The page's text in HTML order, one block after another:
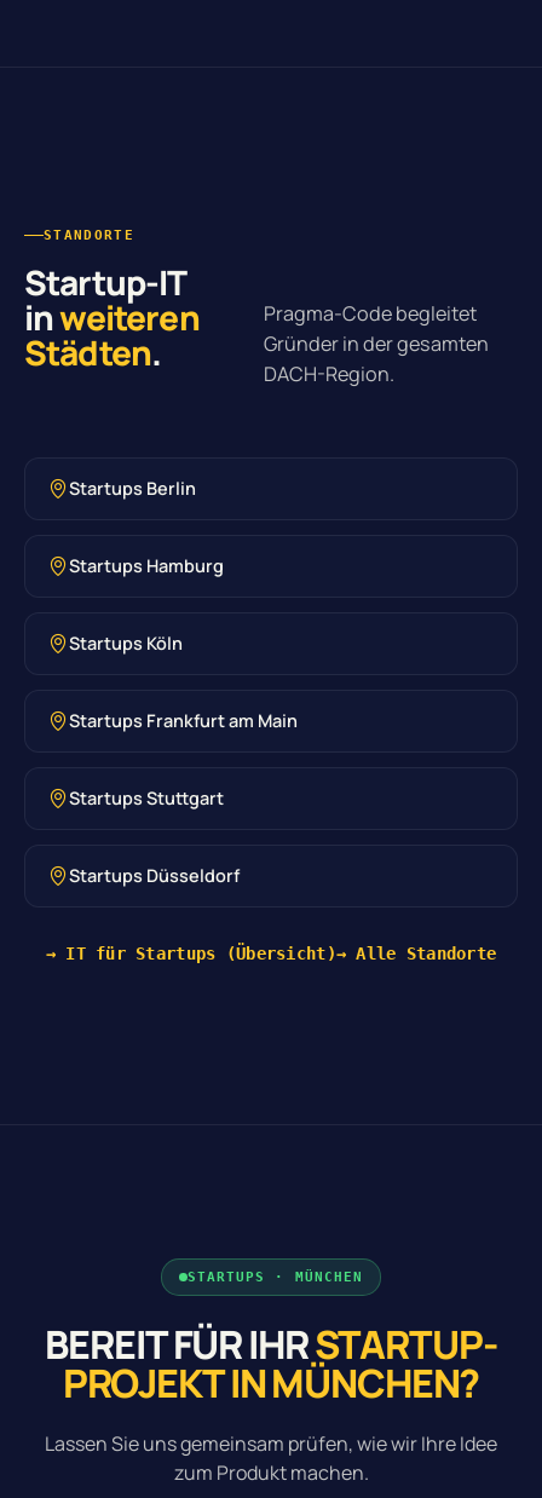
STANDORTE
Startup-IT
inweiteren
Städten.
Pragma-Code begleitet
Gründer in der gesamten
DACH-Region.
Startups Berlin
Startups Hamburg
Startups Köln
Startups Frankfurt am Main
Startups Stuttgart
Startups Düsseldorf
→ IT für Startups (Übersicht)→ Alle Standorte
STARTUPS · MÜNCHEN
BEREIT FÜR IHRSTARTUP-
PROJEKT IN MÜNCHEN?
Lassen Sie uns gemeinsam prüfen, wie wir Ihre Idee
zum Produkt machen.